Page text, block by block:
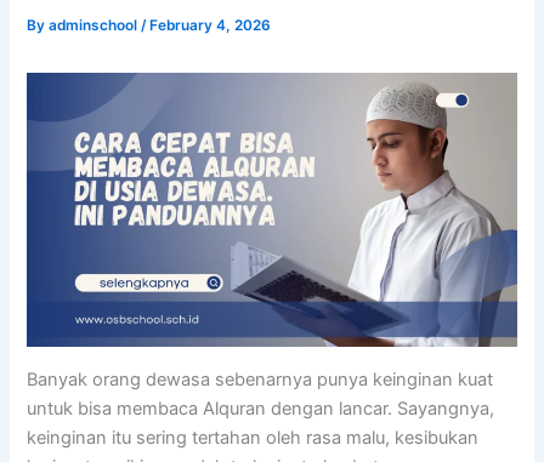
Byadminschool/ February 4, 2026
Banyak orang dewasa sebenarnya punya keinginan kuat
untuk bisa membaca Alquran dengan lancar. Sayangnya,
keinginan itu sering tertahan oleh rasa malu, kesibukan